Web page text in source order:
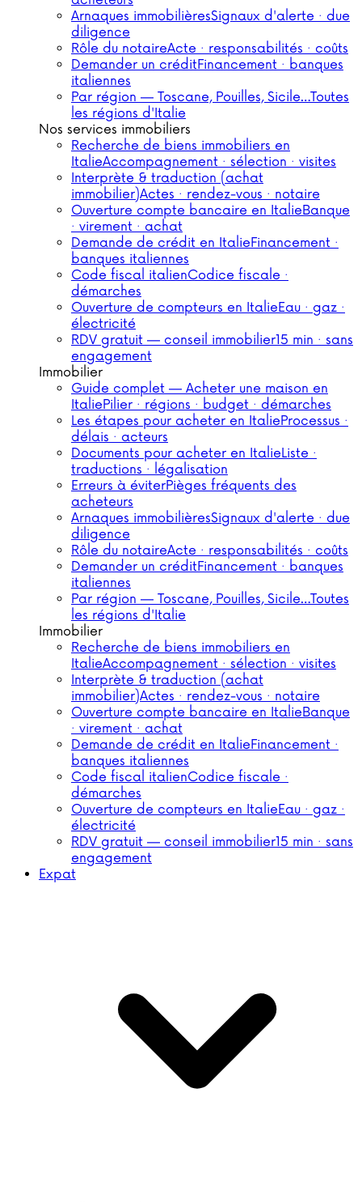
Arnaques immobilièresSignaux d'alerte · due
diligence
Rôle du notaireActe · responsabilités · coûts
Demander un créditFinancement · banques
italiennes
Par région — Toscane, Pouilles, Sicile…Toutes
les régions d'Italie
Nos services immobiliers
Recherche de biens immobiliers en
ItalieAccompagnement · sélection · visites
Interprète & traduction (achat
immobilier)Actes · rendez-vous · notaire
Ouverture compte bancaire en ItalieBanque
· virement · achat
Demande de crédit en ItalieFinancement ·
banques italiennes
Code fiscal italienCodice fiscale ·
démarches
Ouverture de compteurs en ItalieEau · gaz ·
électricité
RDV gratuit — conseil immobilier15 min · sans
engagement
Immobilier
Guide complet — Acheter une maison en
ItaliePilier · régions · budget · démarches
Les étapes pour acheter en ItalieProcessus ·
délais · acteurs
Documents pour acheter en ItalieListe ·
traductions · légalisation
Erreurs à éviterPièges fréquents des
acheteurs
Arnaques immobilièresSignaux d'alerte · due
diligence
Rôle du notaireActe · responsabilités · coûts
Demander un créditFinancement · banques
italiennes
Par région — Toscane, Pouilles, Sicile…Toutes
les régions d'Italie
Immobilier
Recherche de biens immobiliers en
ItalieAccompagnement · sélection · visites
Interprète & traduction (achat
immobilier)Actes · rendez-vous · notaire
Ouverture compte bancaire en ItalieBanque
· virement · achat
Demande de crédit en ItalieFinancement ·
banques italiennes
Code fiscal italienCodice fiscale ·
démarches
Ouverture de compteurs en ItalieEau · gaz ·
électricité
RDV gratuit — conseil immobilier15 min · sans
engagement
Expat